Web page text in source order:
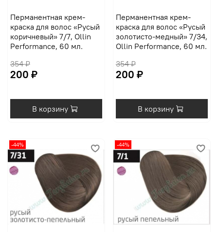
Перманентная крем-
краска для волос «Русый
коричневый» 7/7, Ollin
Performance, 60 мл.
354 ₽
200 ₽
В корзину
Перманентная крем-
краска для волос «Русый
золотисто-медный» 7/34,
Ollin Performance, 60 мл.
354 ₽
200 ₽
В корзину
-44% -44%